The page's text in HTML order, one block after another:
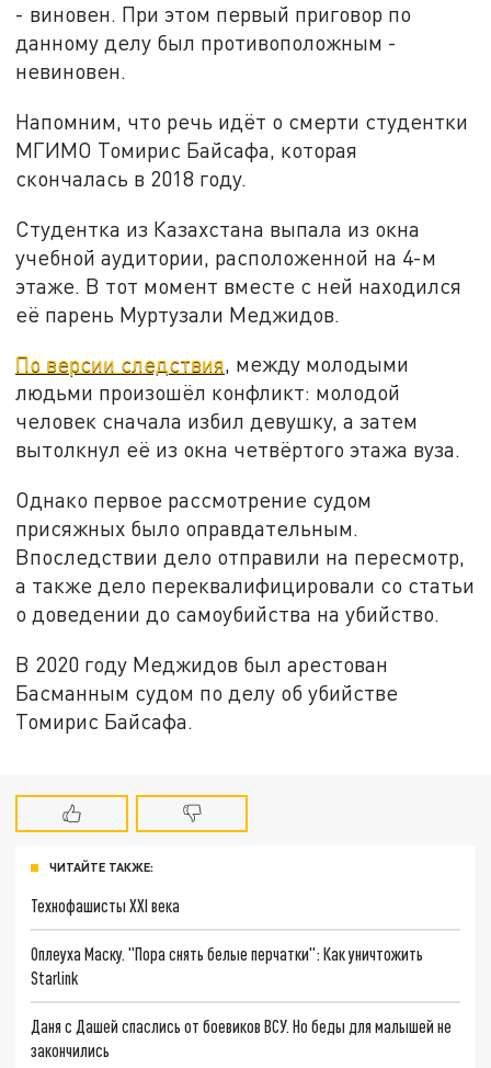
- виновен. При этом первый приговор по
данному делу был противоположным -
невиновен.
Напомним, что речь идёт о смерти студентки
МГИМО Томирис Байсафа, которая
скончалась в 2018 году.
Студентка из Казахстана выпала из окна
учебной аудитории, расположенной на 4-м
этаже. В тот момент вместе с ней находился
её парень Муртузали Меджидов.
По версии следствия, между молодыми
людьми произошёл конфликт: молодой
человек сначала избил девушку, а затем
вытолкнул её из окна четвёртого этажа вуза.
Однако первое рассмотрение судом
присяжных было оправдательным.
Впоследствии дело отправили на пересмотр,
а также дело переквалифицировали со статьи
о доведении до самоубийства на убийство.
В 2020 году Меджидов был арестован
Басманным судом по делу об убийстве
Томирис Байсафа.
ЧИТАЙТЕ ТАКЖЕ:
Технофашисты XXI века
Оплеуха Маску. "Пора снять белые перчатки": Как уничтожить
Starlink
Даня с Дашей спаслись от боевиков ВСУ. Но беды для малышей не
закончились